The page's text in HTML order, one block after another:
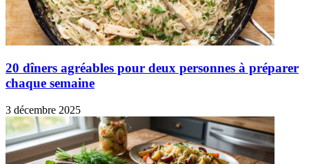
20 dîners agréables pour deux personnes à préparer
chaque semaine
3 décembre 2025